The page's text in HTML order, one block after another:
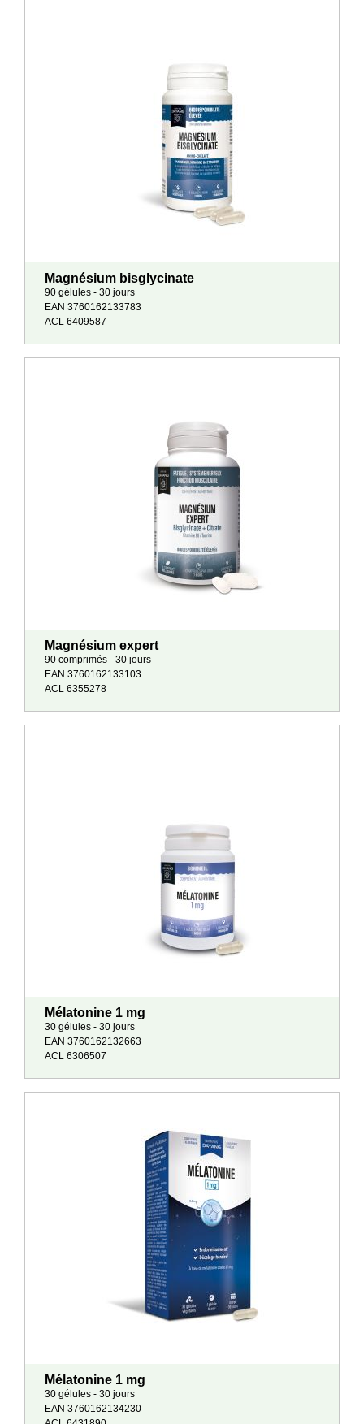
Magnésium bisglycinate
90 gélules - 30 jours
EAN 3760162133783
ACL 6409587
Magnésium expert
90 comprimés - 30 jours
EAN 3760162133103
ACL 6355278
Mélatonine 1 mg
30 gélules - 30 jours
EAN 3760162132663
ACL 6306507
Mélatonine 1 mg
30 gélules - 30 jours
EAN 3760162134230